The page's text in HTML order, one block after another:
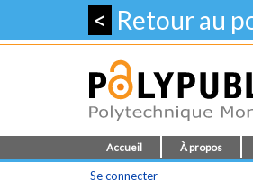
< Retour au
Accueil À propos
Se connecter